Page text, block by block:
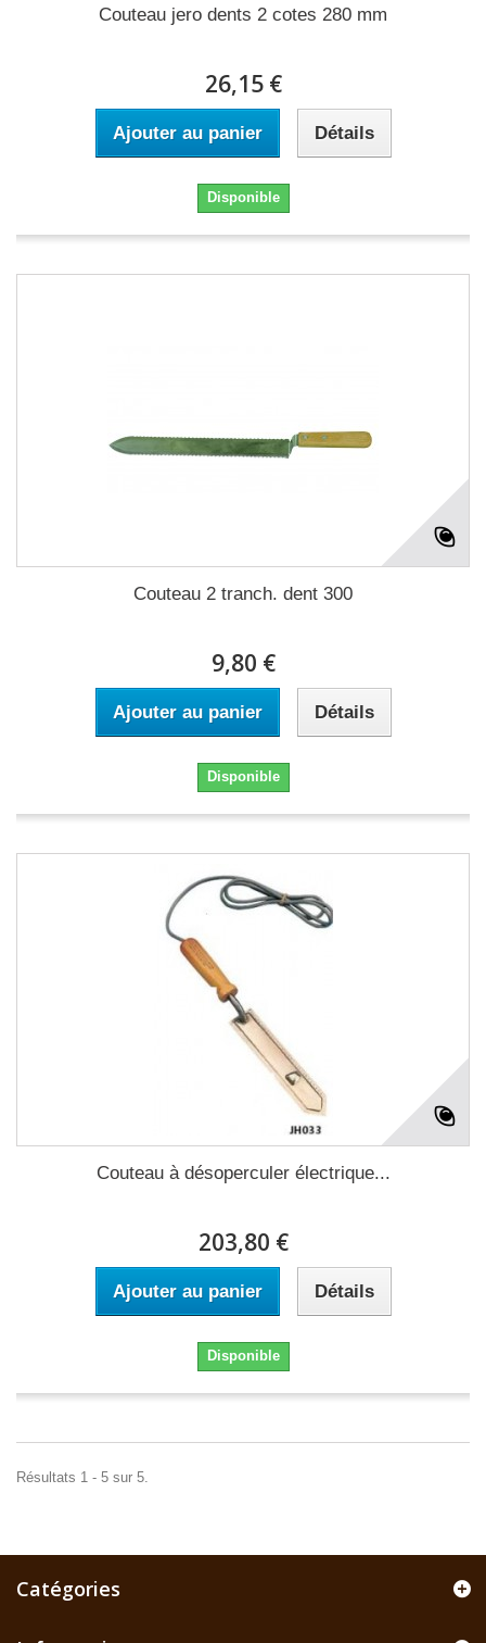
Couteau jero dents 2 cotes 280 mm
26,15 €
Ajouter au panier Détails
Disponible
Couteau 2 tranch. dent 300
9,80 €
Ajouter au panier Détails
Disponible
Couteau à désoperculer électrique...
203,80 €
Ajouter au panier Détails
Disponible
Résultats 1 - 5 sur 5.
Catégories